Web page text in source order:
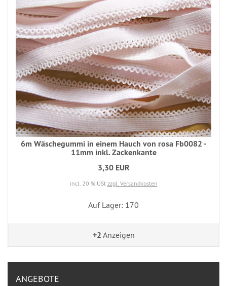
6m Wäschegummi in einem Hauch von rosa Fb0082 -
11mm inkl. Zackenkante
3,30 EUR
incl. 20 % USt zzgl. Versandkosten
Auf Lager: 170
+2 Anzeigen
ANGEBOTE